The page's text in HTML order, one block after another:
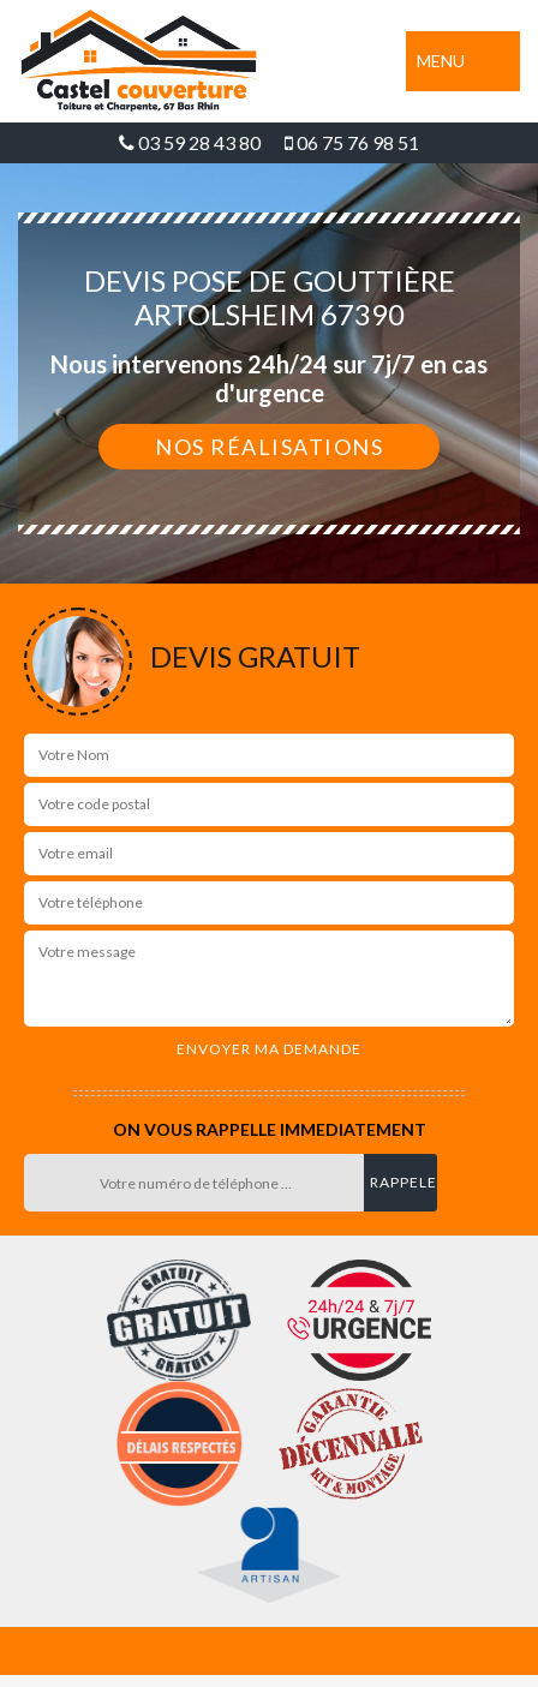
MENU
03 59 28 43 80 06 75 76 98 51
DEVIS POSE DE GOUTTIÈRE
ARTOLSHEIM 67390
Nous intervenons 24h/24 sur 7j/7 en cas
d'urgence
NOS RÉALISATIONS
DEVIS GRATUIT
ON VOUS RAPPELLE IMMEDIATEMENT